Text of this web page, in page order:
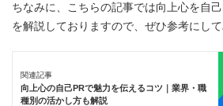
ちなみに、こちらの記事では向上心を自
を解説しておりますので、ぜひ参考にして
関連記事
向上心の自己PRで魅力を伝えるコツ｜業界・職
種別の活かし方も解説